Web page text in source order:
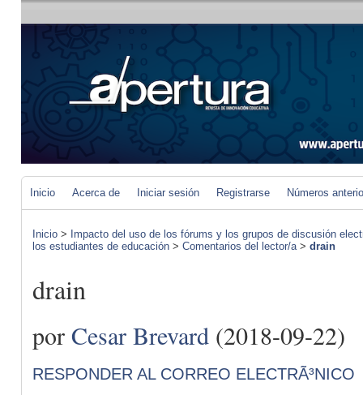
Inicio Acerca de Iniciar sesión Registrarse Números
Inicio > Impacto del uso de los fórums y los grupos de discusión
los estudiantes de educación > Comentarios del lector/a> drain
drain
por Cesar Brevard (2018-09-22)
RESPONDER AL CORREO ELECTRÃ³NICO